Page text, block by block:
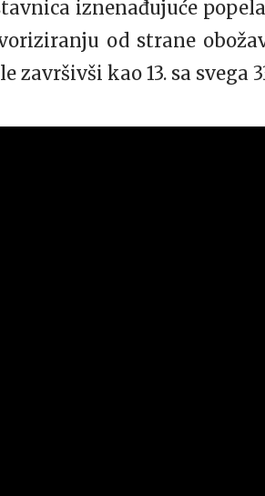
iznenađujuće
od strane
kao 13. sa svega